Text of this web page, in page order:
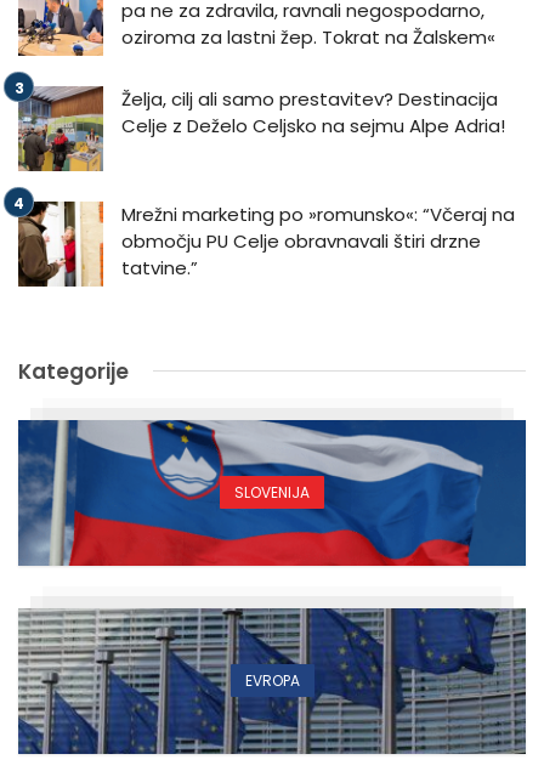
pa ne za zdravila, ravnali negospodarno,
oziroma za lastni žep. Tokrat na Žalskem«
Želja, cilj ali samo prestavitev? Destinacija
Celje z Deželo Celjsko na sejmu Alpe Adria!
Mrežni marketing po »romunsko«: “Včeraj na
območju PU Celje obravnavali štiri drzne
tatvine.”
Kategorije
SLOVENIJA
EVROPA